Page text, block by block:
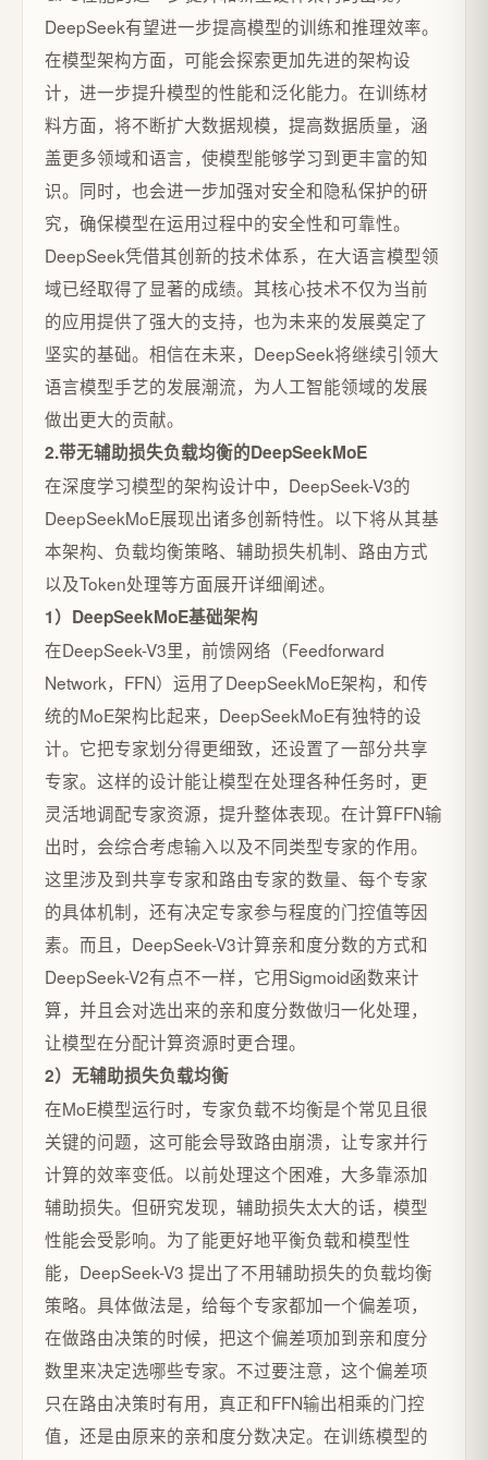
DeepSeek有望进一步提高模型的训练和推理效率。
在模型架构方面，可能会探索更加先进的架构设
计，进一步提升模型的性能和泛化能力。在训练材
料方面，将不断扩大数据规模，提高数据质量，涵
盖更多领域和语言，使模型能够学习到更丰富的知
识。同时，也会进一步加强对安全和隐私保护的研
究，确保模型在运用过程中的安全性和可靠性。
DeepSeek凭借其创新的技术体系，在大语言模型领
域已经取得了显著的成绩。其核心技术不仅为当前
的应用提供了强大的支持，也为未来的发展奠定了
坚实的基础。相信在未来，DeepSeek将继续引领大
语言模型手艺的发展潮流，为人工智能领域的发展
做出更大的贡献。
2.带无辅助损失负载均衡的DeepSeekMoE
在深度学习模型的架构设计中，DeepSeek-V3的
DeepSeekMoE展现出诸多创新特性。以下将从其基
本架构、负载均衡策略、辅助损失机制、路由方式
以及Token处理等方面展开详细阐述。
1）DeepSeekMoE基础架构
在DeepSeek-V3里，前馈网络（Feedforward
Network，FFN）运用了DeepSeekMoE架构，和传
统的MoE架构比起来，DeepSeekMoE有独特的设
计。它把专家划分得更细致，还设置了一部分共享
专家。这样的设计能让模型在处理各种任务时，更
灵活地调配专家资源，提升整体表现。在计算FFN输
出时，会综合考虑输入以及不同类型专家的作用。
这里涉及到共享专家和路由专家的数量、每个专家
的具体机制，还有决定专家参与程度的门控值等因
素。而且，DeepSeek-V3计算亲和度分数的方式和
DeepSeek-V2有点不一样，它用Sigmoid函数来计
算，并且会对选出来的亲和度分数做归一化处理，
让模型在分配计算资源时更合理。
2）无辅助损失负载均衡
在MoE模型运行时，专家负载不均衡是个常见且很
关键的问题，这可能会导致路由崩溃，让专家并行
计算的效率变低。以前处理这个困难，大多靠添加
辅助损失。但研究发现，辅助损失太大的话，模型
性能会受影响。为了能更好地平衡负载和模型性
能，DeepSeek-V3 提出了不用辅助损失的负载均衡
策略。具体做法是，给每个专家都加一个偏差项，
在做路由决策的时候，把这个偏差项加到亲和度分
数里来决定选哪些专家。不过要注意，这个偏差项
只在路由决策时有用，真正和FFN输出相乘的门控
值，还是由原来的亲和度分数决定。在训练模型的